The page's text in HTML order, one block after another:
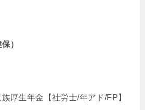
）
厚生年金【社労士/年アド/FP】